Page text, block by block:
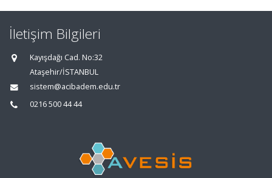
İletişim Bilgileri
Kayışdağı Cad. No:32
Ataşehir/İSTANBUL
sistem@acibadem.edu.tr
0216 500 44 44